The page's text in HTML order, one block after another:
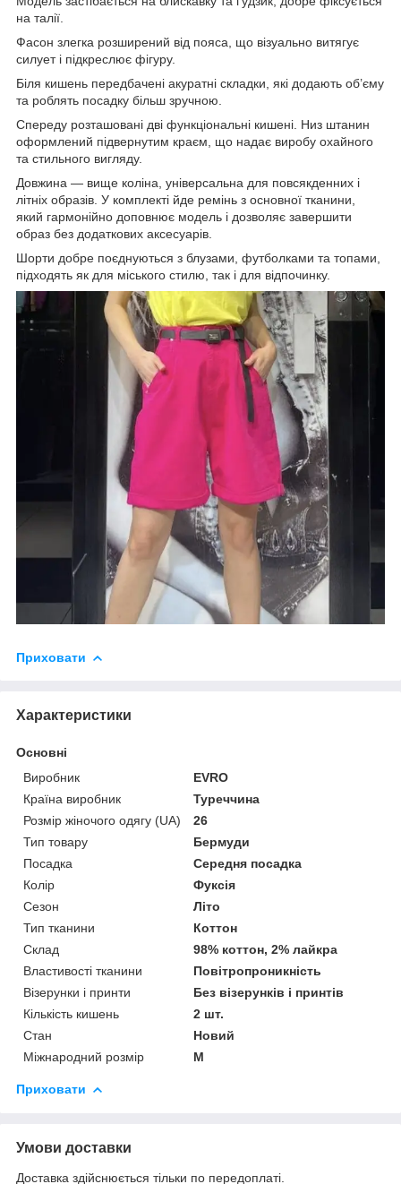
на талії.
Фасон злегка розширений від пояса, що візуально витягує
силует і підкреслює фігуру.
Біля кишень передбачені акуратні складки, які додають об’єму
та роблять посадку більш зручною.
Спереду розташовані дві функціональні кишені. Низ штанин
оформлений підвернутим краєм, що надає виробу охайного
та стильного вигляду.
Довжина — вище коліна, універсальна для повсякденних і
літніх образів. У комплекті йде ремінь з основної тканини,
який гармонійно доповнює модель і дозволяє завершити
образ без додаткових аксесуарів.
Шорти добре поєднуються з блузами, футболками та топами,
підходять як для міського стилю, так і для відпочинку.
Приховати
Характеристики
Основні
Виробник
EVRO
Країна виробник
Туреччина
Розмір жіночого одягу (UA)
26
Тип товару
Бермуди
Посадка
Середня посадка
Колір
Фуксія
Сезон
Літо
Тип тканини
Коттон
Склад
98% коттон, 2% лайкра
Властивості тканини
Повітропроникність
Візерунки і принти
Без візерунків і принтів
Кількість кишень
2 шт.
Стан
Новий
Міжнародний розмір
M
Приховати
Умови доставки
Доставка здійснюється тільки по передоплаті.